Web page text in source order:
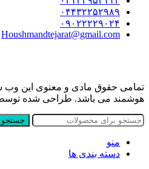
۰۴۴۳۲۲۵۲۹۸۹
۰۹۰۲۲۲۲۹۰۲۴
Houshmandtejarat@gmail.com
تمامی حقوق مادی و معنوی این وب
هوشمند می باشد. طراحی شده
جستجو
منو
دسته بندی ها